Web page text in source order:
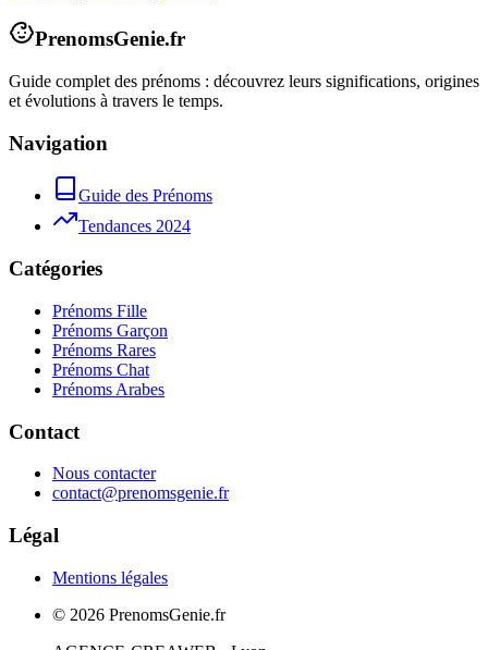
PrenomsGenie.fr
Guide complet des prénoms : découvrez leurs significations, origines
et évolutions à travers le temps.
Navigation
Guide des Prénoms
Tendances 2024
Catégories
Prénoms Fille
Prénoms Garçon
Prénoms Rares
Prénoms Chat
Prénoms Arabes
Contact
Nous contacter
contact@prenomsgenie.fr
Légal
Mentions légales
© 2026 PrenomsGenie.fr